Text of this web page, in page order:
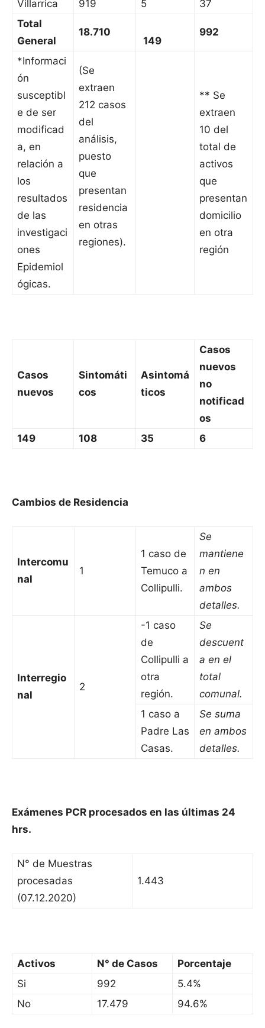
Villarrica 919 5
37
Total
General
18.710
149
992
*Informaci
ón
susceptibl
e de ser
modificad
a, en
relación a
los
resultados
de las
investigaci
ones
Epidemiol
ógicas.
(Se
extraen
212 casos
del
análisis,
puesto
que
presentan
residencia
en otras
regiones).
** Se
extraen
10 del
total de
activos
que
presentan
domicilio
en otra
región
Casos
nuevos
Sintomáti
cos
Asintomá
ticos
Casos
nuevos
no
notificad
os
149
108 35 6
Cambios de Residencia
Intercomu
nal
1
1 caso de
Temuco a
Collipulli.
Se
mantiene
n en
ambos
detalles.
Interregio
nal
2
-1 caso
de
Collipulli a
otra
región.
Se
descuent
a en el
total
comunal.
1 caso a
Padre Las
Casas.
Se suma
en ambos
detalles.
Exámenes PCR procesados en las últimas 24
hrs.
N° de Muestras
procesadas
(07.12.2020)
1.443
Activos N° de Casos
Porcentaje
Si
992
5.4%
No
17.479 94.6%